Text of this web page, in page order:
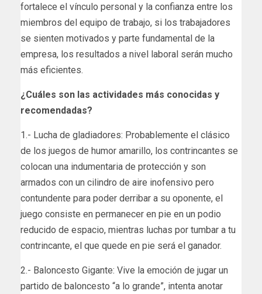
fortalece el vínculo personal y la confianza entre los
miembros del equipo de trabajo, si los trabajadores
se sienten motivados y parte fundamental de la
empresa, los resultados a nivel laboral serán mucho
más eficientes.
¿Cuáles son las actividades más conocidas y
recomendadas?
1.- Lucha de gladiadores: Probablemente el clásico
de los juegos de humor amarillo, los contrincantes se
colocan una indumentaria de protección y son
armados con un cilindro de aire inofensivo pero
contundente para poder derribar a su oponente, el
juego consiste en permanecer en pie en un podio
reducido de espacio, mientras luchas por tumbar a tu
contrincante, el que quede en pie será el ganador.
2.- Baloncesto Gigante: Vive la emoción de jugar un
partido de baloncesto “a lo grande”, intenta anotar